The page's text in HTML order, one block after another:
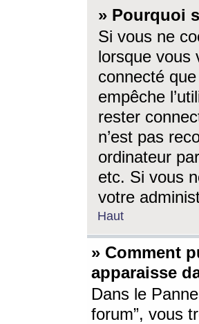
» Pourquoi
Si vous ne
lorsque vous
connecté
empêche
rester
n’est pas
ordinateur
etc. Si vous
votre
Haut
» Comment
apparaisse
Dans le
forum”, vous